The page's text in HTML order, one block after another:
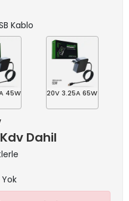
Kablo
45W 20V 3.25A 65W
Dahil